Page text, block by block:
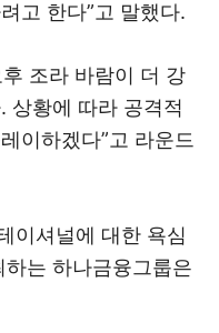
고 한다”고 말했다.
조라 바람이 더 강
상황에 따라 공격적
이하겠다”고 라운드
이셔널에 대한 욕심
는 하나금융그룹은